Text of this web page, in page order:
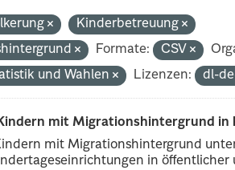
Kinderbetreuung
Formate: CSV
und Wahlen
Lizenzen: dl-
mit Migrationshintergrund in
mit Migrationshintergrund
in öffentlicher